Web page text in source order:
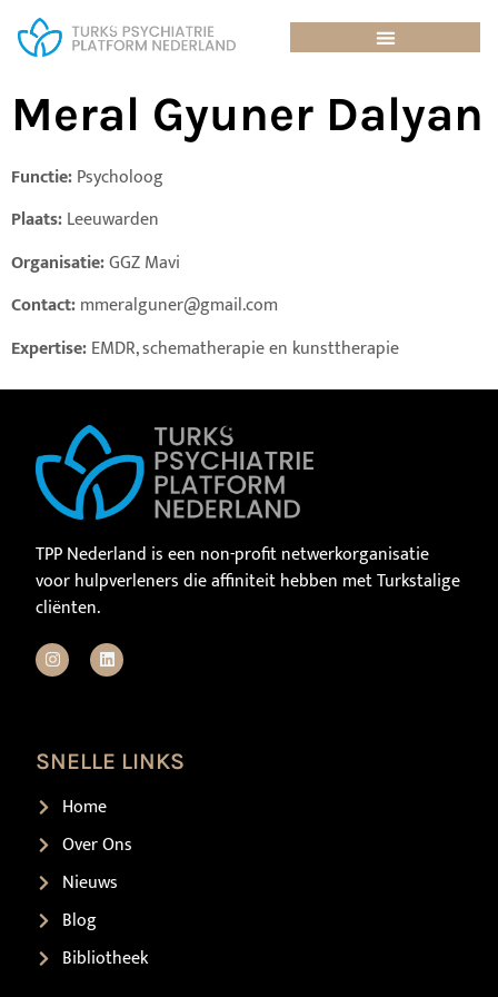
Meral Gyuner Dalyan
Functie:Psycholoog
Plaats:Leeuwarden
Organisatie:GGZ Mavi
Contact:mmeralguner@gmail.com
Expertise:EMDR, schematherapie en kunsttherapie
TPP Nederland is een non-profit netwerkorganisatie
voor hulpverleners die affiniteit hebben met Turkstalige
cliënten.
SNELLE LINKS
Home
Over Ons
Nieuws
Blog
Bibliotheek